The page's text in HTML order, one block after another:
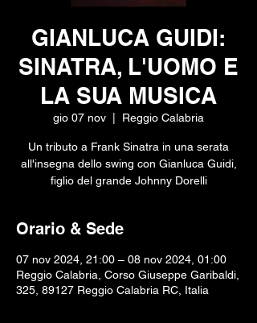
GIANLUCA GUIDI:
SINATRA, L'UOMO E
LA SUA MUSICA
gio 07 nov Reggio Calabria
Un tributo a Frank Sinatra in una serata
all'insegna dello swing con Gianluca Guidi,
figlio del grande Johnny Dorelli
Orario & Sede
07 nov 2024, 21:00 – 08 nov 2024, 01:00
Reggio Calabria, Corso Giuseppe Garibaldi,
325, 89127 Reggio Calabria RC, Italia